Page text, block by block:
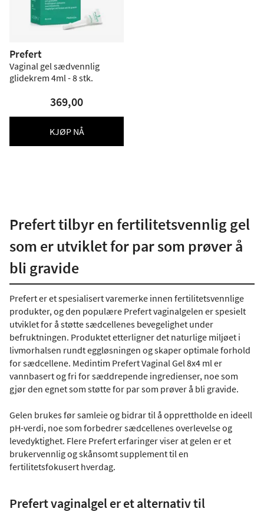
Prefert
Vaginal gel sædvennlig
glidekrem 4ml - 8 stk.
369,00
KJØP NÅ
Prefert tilbyr en fertilitetsvennlig gel
som er utviklet for par som prøver å
bli gravide
Prefert er et spesialisert varemerke innen fertilitetsvennlige
produkter, og den populære Prefert vaginalgelen er spesielt
utviklet for å støtte sædcellenes bevegelighet under
befruktningen. Produktet etterligner det naturlige miljøet i
livmorhalsen rundt eggløsningen og skaper optimale forhold
for sædcellene. Medintim Prefert Vaginal Gel 8x4 ml er
vannbasert og fri for sæddrepende ingredienser, noe som
gjør den egnet som støtte for par som prøver å bli gravide.
Gelen brukes før samleie og bidrar til å opprettholde en ideell
pH-verdi, noe som forbedrer sædcellenes overlevelse og
levedyktighet. Flere Prefert erfaringer viser at gelen er et
brukervennlig og skånsomt supplement til en
fertilitetsfokusert hverdag.
Prefert vaginalgel er et alternativ til